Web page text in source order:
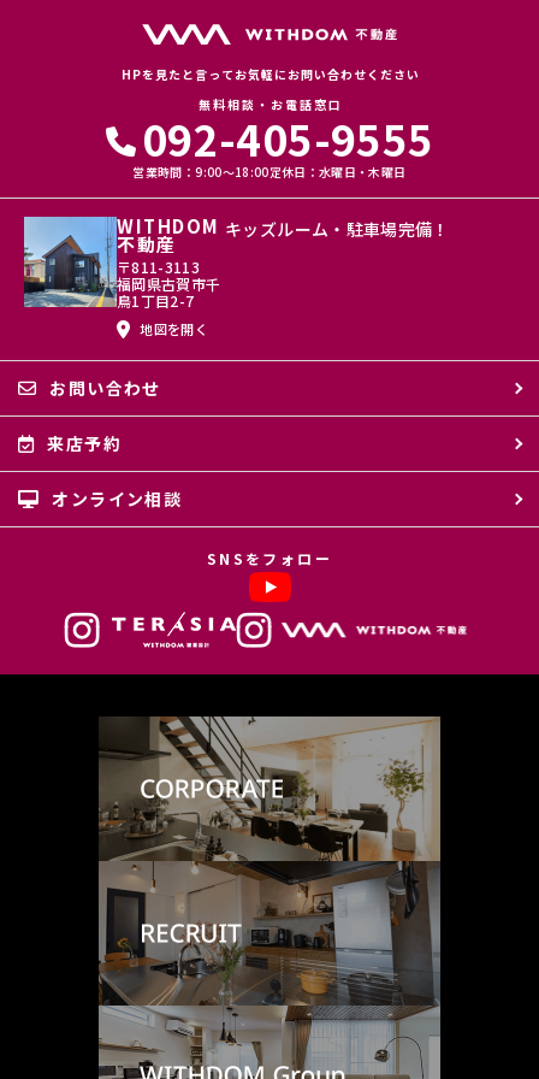
削除、利用停止の依頼を所定の窓口でお受けして、誠意をもって対応い
具体的には、以下の内容に従ってお客さま情報の取り扱いをいたしま
３．お客様の情報の利用目的
供等の機会に、当社が直接あるいは協力会社又は業務委託先等を通じ
て、お客さまの個人情報（お客さまの電子メールアドレス、氏名、住
所、電話番号等）を取得いたしますが、これらの個人情報は下記の目的
に利用させていただきます。
(1) 不動産についてのサービスの提供
研究開発
(4) ウェブサイトシステム管理会社（以下「サイト管理会社」といいま
す。）への提供。
なお、当社は、サイト管理会社が提供するサービス改善に必要な範囲
いて管理されることとなります。
サイト管理会社は、そのサービスの改善・向上を目指すことに加え、メ
ールマガジンなどによる情報提供、お客様による購買の分析をして、当
社の事業運営を改善するために、個人データ（お客様が指定された他の
方の宛先情報を除く）を利用します。
４．お客様情報の第三者への開示・提供
当社は、前項3．の利用目的に記載した場合及び以下のいずれかに該当
する場合を除き、お客さま情報を第三者へ開示又は提供いたしません。
(1) ご本人の同意がある場合
(2) 法令に基づき開示・提供を求められた場合
(3) 人の生命、身体又は財産の保護のために必要な場合であって、お客
さまの同意を得ることが困難である場合
(4) 公衆衛生の向上又は児童の健全な育成の推進のために特に必要があ
る場合であって、お客さまの同意を得ることが困難である場合
(5) 国又は地方公共団体等が公的な事務を実施する上で、協力する必要
がある場合であって、お客さまの同意を得ることにより当該事務の遂行
に支障を及ぼすおそれがある場合
(6) 次項5．に掲げる者に対して提供する場合
HPを見たと言ってお気軽にお問い合わせください
無料相談・お電話窓口
092-405-9555
営業時間：9:00〜18:00定休日：水曜日・木曜日
WITHDOM
不動産
〒811-3113
福岡県古賀市千
鳥1丁目2-7
地図を開く
キッズルーム・駐車場完備！
お問い合わせ
来店予約
オンライン相談
SNSをフォロー